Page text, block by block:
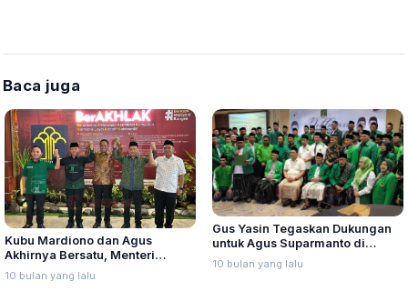
Baca juga
Kubu Mardiono dan Agus
Akhirnya Bersatu, Menteri
Hukum Terbitkan SK Baru PPP
10 bulan yang lalu
Gus Yasin Tegaskan Dukungan
untuk Agus Suparmanto di
Muktamar X PPP
10 bulan yang lalu